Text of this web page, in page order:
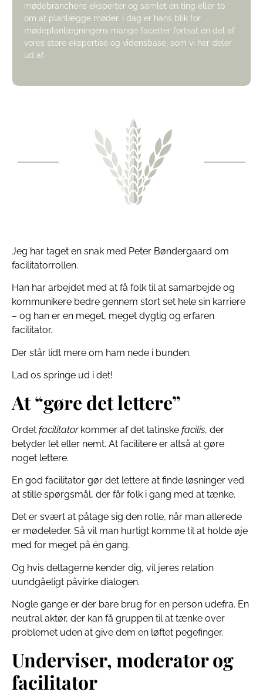
mødebranchens eksperter og samlet en ting eller to
om at planlægge møder. I dag er hans blik for
mødeplanlægningens mange facetter fortsat en del af
vores store ekspertise og vidensbase, som vi her deler
ud af.
Jeg har taget en snak med Peter Bøndergaard om
facilitatorrollen.
Han har arbejdet med at få folk til at samarbejde og
kommunikere bedre gennem stort set hele sin karriere
– og han er en meget, meget dygtig og erfaren
facilitator.
Der står lidt mere om ham nede i bunden.
Lad os springe ud i det!
At “gøre det lettere”
Ordet facilitatorkommer af det latinske facilis, der
betyder let eller nemt. At facilitere er altså at gøre
noget lettere.
En god facilitator gør det lettere at finde løsninger ved
at stille spørgsmål, der får folk i gang med at tænke.
Det er svært at påtage sig den rolle, når man allerede
er mødeleder. Så vil man hurtigt komme til at holde øje
med for meget på én gang.
Og hvis deltagerne kender dig, vil jeres relation
uundgåeligt påvirke dialogen.
Nogle gange er der bare brug for en person udefra. En
neutral aktør, der kan få gruppen til at tænke over
problemet uden at give dem en løftet pegefinger.
Underviser, moderator og
facilitator